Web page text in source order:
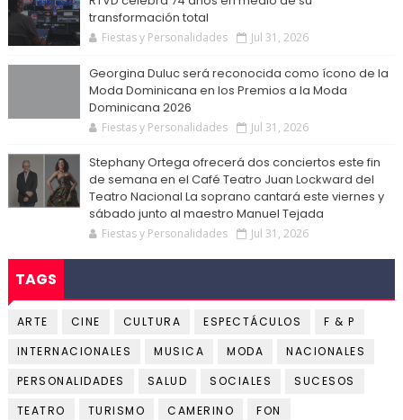
transformación total
Fiestas y Personalidades Jul 31, 2026
Georgina Duluc será reconocida como ícono de la
Moda Dominicana en los Premios a la Moda
Dominicana 2026
Fiestas y Personalidades Jul 31, 2026
Stephany Ortega ofrecerá dos conciertos este fin
de semana en el Café Teatro Juan Lockward del
Teatro Nacional La soprano cantará este viernes y
sábado junto al maestro Manuel Tejada
Fiestas y Personalidades Jul 31, 2026
TAGS
ARTE CINE CULTURA ESPECTÁCULOS
F & P
INTERNACIONALES
MUSICA MODA
NACIONALES
PERSONALIDADES
SALUD SOCIALES
SUCESOS
TEATRO
TURISMO CAMERINO FON